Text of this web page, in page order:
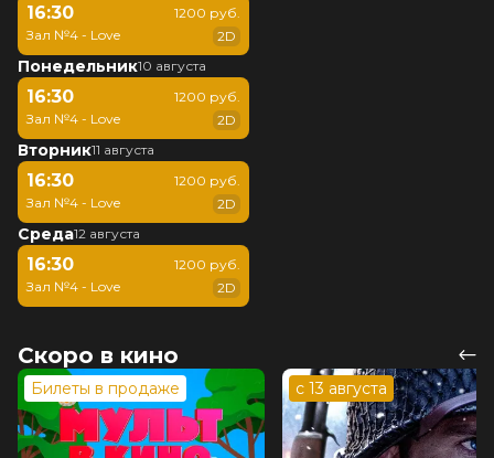
16:30
Зал №4 - Love
1200 руб.
2D
Понедельник10 августа
16:30
Зал №4 - Love
1200 руб.
2D
Вторник11 августа
16:30
Зал №4 - Love
1200 руб.
2D
Среда12 августа
16:30
Зал №4 - Love
1200 руб.
2D
Скоро в кино
Билеты в продаже с 13 августа